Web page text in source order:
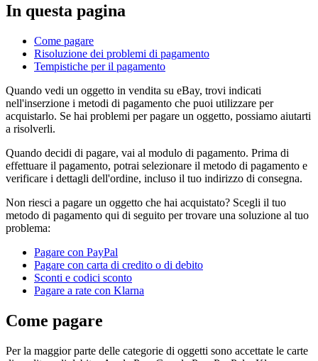
In questa pagina
Come pagare
Risoluzione dei problemi di pagamento
Tempistiche per il pagamento
Quando vedi un oggetto in vendita su eBay, trovi indicati
nell'inserzione i metodi di pagamento che puoi utilizzare per
acquistarlo. Se hai problemi per pagare un oggetto, possiamo aiutarti
a risolverli.
Quando decidi di pagare, vai al modulo di pagamento. Prima di
effettuare il pagamento, potrai selezionare il metodo di pagamento e
verificare i dettagli dell'ordine, incluso il tuo indirizzo di consegna.
Non riesci a pagare un oggetto che hai acquistato? Scegli il tuo
metodo di pagamento qui di seguito per trovare una soluzione al tuo
problema:
Pagare con PayPal
Pagare con carta di credito o di debito
Sconti e codici sconto
Pagare a rate con Klarna
Come pagare
Per la maggior parte delle categorie di oggetti sono accettate le carte